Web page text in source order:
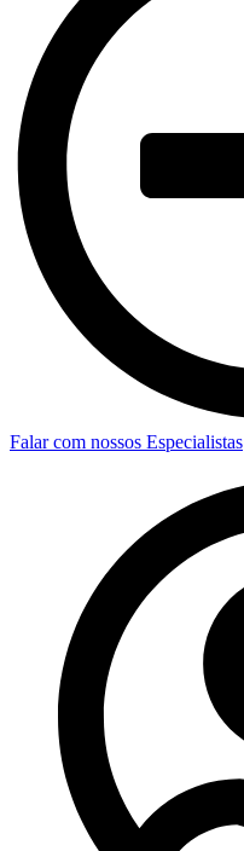
Falar com nossos Especialistas